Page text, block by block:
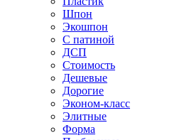
Шпон
Экошпон
С патиной
ДСП
Стоимость
Дешевые
Дорогие
Эконом-класс
Элитные
Форма